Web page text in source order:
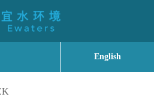
English